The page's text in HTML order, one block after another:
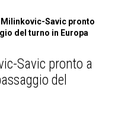
Savic pronto
del turno in Europa
Savic pronto a
del